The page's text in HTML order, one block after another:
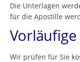
Die Unterlagen
für die Apostille
Wir prüfen für Sie